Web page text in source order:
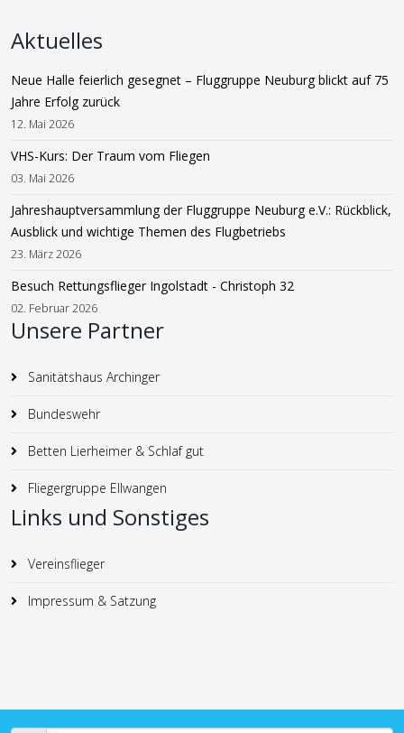
Aktuelles
Neue Halle feierlich gesegnet – Fluggruppe Neuburg blickt auf 75
Jahre Erfolg zurück
12. Mai 2026
VHS-Kurs: Der Traum vom Fliegen
03. Mai 2026
Jahreshauptversammlung der Fluggruppe Neuburg e.V.: Rückblick,
Ausblick und wichtige Themen des Flugbetriebs
23. März 2026
Besuch Rettungsflieger Ingolstadt - Christoph 32
02. Februar 2026
Unsere Partner
Sanitätshaus Archinger
Bundeswehr
Betten Lierheimer & Schlaf gut
Fliegergruppe Ellwangen
Links und Sonstiges
Vereinsflieger
Impressum & Satzung